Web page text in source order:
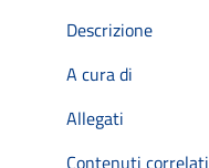
Descrizione
A cura di
Allegati
Contenuti correlati